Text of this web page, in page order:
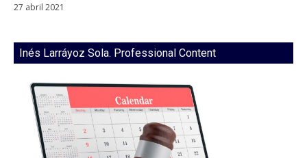
27 abril 2021
Inés Larráyoz Sola. Professional Content